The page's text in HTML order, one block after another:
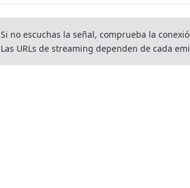
Si no escuchas la señal, comprueba la
Las URLs de streaming dependen de cada